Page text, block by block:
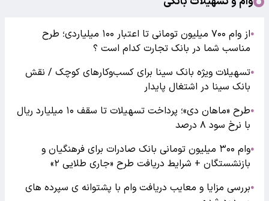
●
از وام ۷۰۰ میلیون تومانی تا اعتبار ۱۰۰ میلیاردی؛ طرح
مناسب شما در بانک تجارت کدام است ؟
●تسهیلات ویژه بانک سینا برای کسب‌وکارهای کوچک / نقش
بانک سینا در اشتغال پایدار
●
طرح «ماهان دی»؛ پرداخت تسهیلات تا سقف ۱۰ میلیارد ریال
با نرخ سود ۸ درصد
●
وام ۳۰۰ میلیون تومانی بانک صادرات برای فرهنگیان و
بازنشستگان + شرایط دریافت طرح «جاری طلایی ۲»
●بررسی مزایا و معایب دریافت وام با پشتوانه ی سپرده های